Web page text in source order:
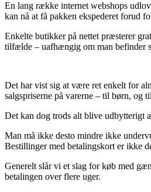
En lang række internet webshops
kan nå at få pakken ekspederet forud
Enkelte butikker på nettet præsterer
tilfælde – uafhængig om man befinder
Det har vist sig at være ret enkelt for
salgspriserne på varerne – til børn, og
Det kan dog trods alt blive udbytterigt
Man må ikke desto mindre ikke
Bestillinger med betalingskort er ikke
Generelt slår vi et slag for køb med
betalingen over flere uger.